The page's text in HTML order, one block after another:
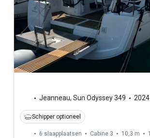
Jeanneau, Sun Odyssey 349 2024
Schipper optioneel
6 slaapplaatsen Cabine 3 10,3 m 1